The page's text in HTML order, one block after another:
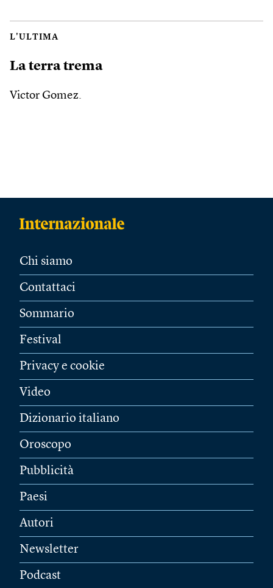
L'ULTIMA
La terra trema
Victor Gomez.
Chi siamo
Contattaci
Sommario
Festival
Privacy e cookie
Video
Dizionario italiano
Oroscopo
Pubblicità
Paesi
Autori
Newsletter
Podcast